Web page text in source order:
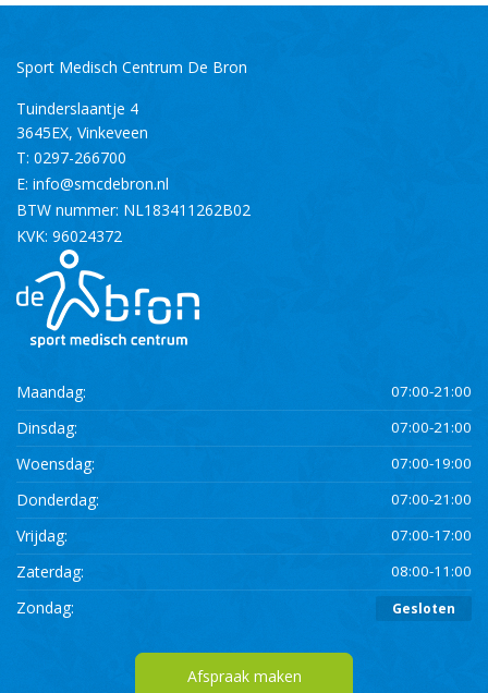
Sport Medisch Centrum De Bron
Tuinderslaantje 4
3645EX, Vinkeveen
T: 0297-266700
E: info@smcdebron.nl
BTW nummer: NL183411262B02
KVK: 96024372
Maandag: 07:00-21:00
Dinsdag: 07:00-21:00
Woensdag: 07:00-19:00
Donderdag: 07:00-21:00
Vrijdag: 07:00-17:00
Zaterdag: 08:00-11:00
Zondag: Gesloten
Afspraak maken